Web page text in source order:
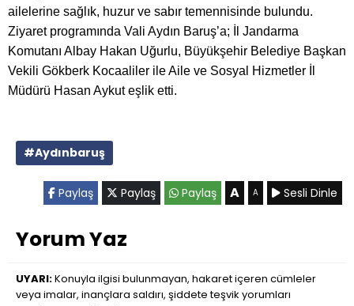
ailelerine sağlık, huzur ve sabır temennisinde bulundu.
Ziyaret programında Vali Aydın Baruş’a; İl Jandarma
Komutanı Albay Hakan Uğurlu, Büyükşehir Belediye Başkan
Vekili Gökberk Kocaaliler ile Aile ve Sosyal Hizmetler İl
Müdürü Hasan Aykut eşlik etti.
#Aydınbaruş
Paylaş Paylaş Paylaş A A Sesli Dinle
Yorum Yaz
UYARI:Konuyla ilgisi bulunmayan, hakaret içeren cümleler
veya imalar, inançlara saldırı, şiddete teşvik yorumları